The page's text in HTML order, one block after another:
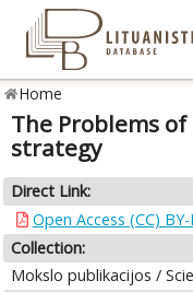
Home
The Problems
strategy
Direct Link:
Open Access (CC)
Collection:
Mokslo publikacijos /